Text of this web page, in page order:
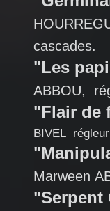
cascades.
"Les
ABBOU,
"Flair de
BIVEL
Marween
"Serpent